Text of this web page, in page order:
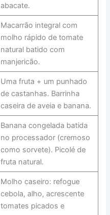
abacate.
Macarrão integral com
molho rápido de tomate
natural batido com
manjericão.
Uma fruta + um punhado
de castanhas. Barrinha
caseira de aveia e banana.
Banana congelada batida
no processador (cremoso
como sorvete). Picolé de
fruta natural.
Molho caseiro: refogue
cebola, alho, acrescente
tomates picados e